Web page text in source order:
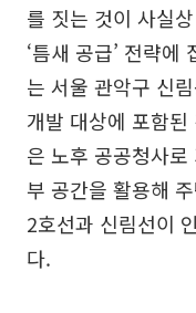
를 짓는 것이 사실
‘틈새 공급’ 전략에
는 서울 관악구 신
개발 대상에 포함
은 노후 공공청사
부 공간을 활용해
2호선과 신림선이
다.